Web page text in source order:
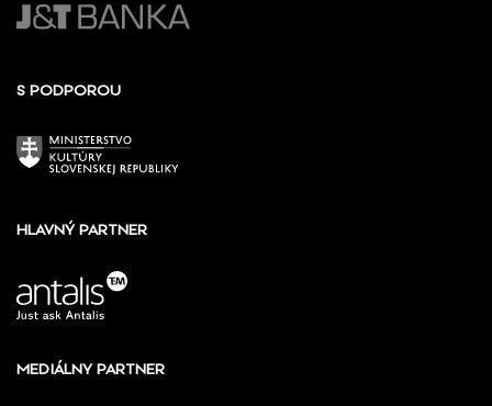
S PODPOROU
HLAVNÝ PARTNER
MEDIÁLNY PARTNER